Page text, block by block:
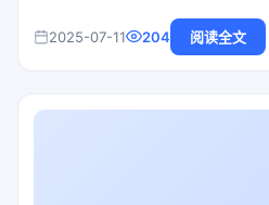
理健康测评》标准制定工作。
2025-07-11 204 阅读全文